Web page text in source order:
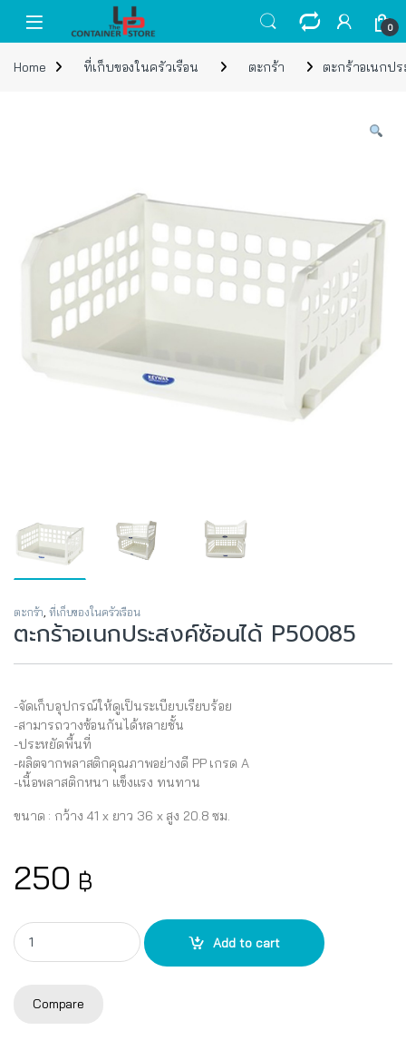
Open 0
Home ที่เก็บของในครัวเรือน ตะกร้า ตะกร้าอเนกป
ตะกร้า,ที่เก็บของในครัวเรือน
ตะกร้าอเนกประสงค์ซ้อนได้ P50085
-จัดเก็บอุปกรณ์ให้ดูเป็นระเบียบเรียบร้อย
-สามารถวางซ้อนกันได้หลายชั้น
-ประหยัดพื้นที่
-ผลิตจากพลาสติกคุณภาพอย่างดี PP เกรด A
-เนื้อพลาสติกหนา แข็งแรง ทนทาน
ขนาด : กว้าง 41 x ยาว 36 x สูง 20.8 ซม.
250 ฿
ตะกร้าอเนกประสงค์ซ้อนได้ P50085 quantity
Add to cart
Compare